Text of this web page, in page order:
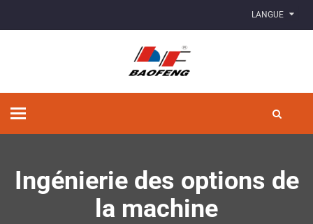
LANGUE
Basculer
Ingénierie des options de
la machine